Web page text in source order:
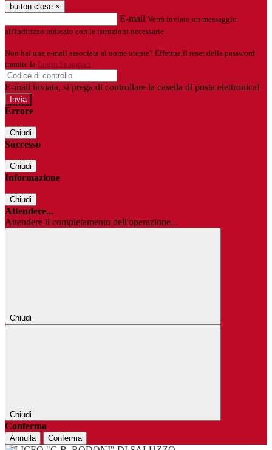
button close ×
E-mail Verrà inviato un messaggio
all'indirizzo indicato con le istruzioni necessarie.
Non hai una e-mail associata al nome utente? Effettua il reset della password
tramite la Login Spaggiari
E-mail inviata, si prega di controllare la casella di posta elettronica!
Errore
Chiudi
Successo
Chiudi
Informazione
Chiudi
Attendere...
Attendere il completamento dell'operazione...
Chiudi
Chiudi
Conferma
Annulla Conferma